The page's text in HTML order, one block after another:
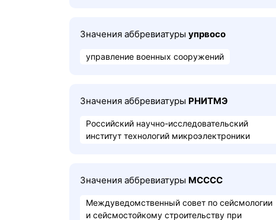
Значения аббревиатуры упрвосо
управление военных сооружений
Значения аббревиатуры РНИТМЭ
Российский научно-исследовательский
институт технологий микроэлектроники
Значения аббревиатуры МСССС
Междуведомственный совет по сейсмологии
и сейсмостойкому строительству при